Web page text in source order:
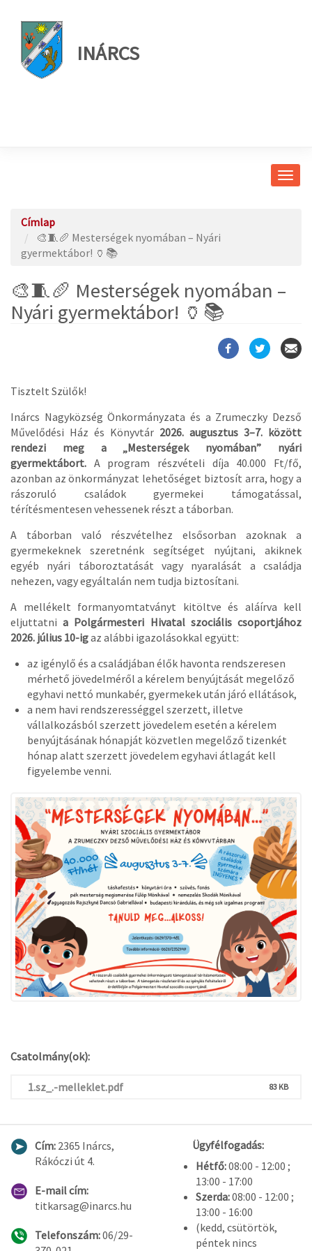
INÁRCS
Címlap
🎨🧵🥖 Mesterségek nyomában – Nyári
gyermektábor! 🏺📚
🎨🧵🥖 Mesterségek nyomában –
Nyári gyermektábor! 🏺📚
Tisztelt Szülők!
Inárcs Nagyközség Önkormányzata és a Zrumeczky Dezső
Művelődési Ház és Könyvtár 2026. augusztus 3–7. között
rendezi meg a „Mesterségek nyomában” nyári
gyermektábort. A program részvételi díja 40.000 Ft/fő,
azonban az önkormányzat lehetőséget biztosít arra, hogy a
rászoruló családok gyermekei támogatással,
térítésmentesen vehessenek részt a táborban.
A táborban való részvételhez elsősorban azoknak a
gyermekeknek szeretnénk segítséget nyújtani, akiknek
egyéb nyári táboroztatását vagy nyaralását a családja
nehezen, vagy egyáltalán nem tudja biztosítani.
A mellékelt formanyomtatványt kitöltve és aláírva kell
eljuttatnia Polgármesteri Hivatal szociális csoportjához
2026. július 10-igaz alábbi igazolásokkal együtt:
az igénylő és a családjában élők havonta rendszeresen
mérhető jövedelméről a kérelem benyújtását megelőző
egyhavi nettó munkabér, gyermekek után járó ellátások,
a nem havi rendszerességgel szerzett, illetve
vállalkozásból szerzett jövedelem esetén a kérelem
benyújtásának hónapját közvetlen megelőző tizenkét
hónap alatt szerzett jövedelem egyhavi átlagát kell
figyelembe venni.
Csatolmány(ok):
1.sz_.-melleklet.pdf 83 KB
Cím: 2365 Inárcs,
Rákóczi út 4.
E-mail cím:
titkarsag@inarcs.hu
Telefonszám:06/29-
Ügyfélfogadás:
Hétfő:08:00 - 12:00 ;
13:00 - 17:00
Szerda:08:00 - 12:00 ;
13:00 - 16:00
(kedd, csütörtök,
péntek nincs